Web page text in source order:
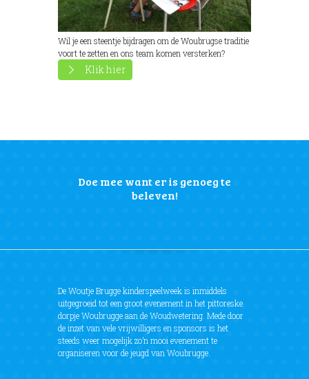
Wil je een steentje bijdragen om de Woubrugse traditie
voort te zetten en ons team komen versterken?
Klik hier
Doe mee want er is genoeg te
beleven!
De Woutje Brugge kinderspeelweek is inmiddels
uitgegroeid tot een groot evenement in het pittoreske
dorpje Woubrugge aan de Woudwetering. Mede door
de inzet van vele vrijwilligers en sponsors is het
steeds weer mogelijk zo’n mooi evenement te
organiseren voor de jeugd van Woubrugge.